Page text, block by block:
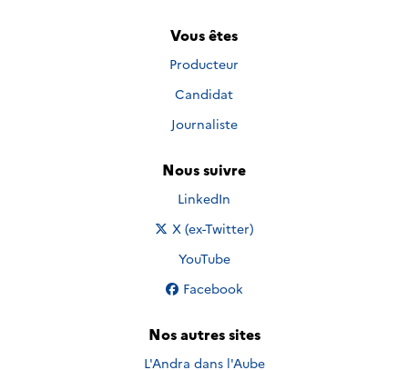
Vous êtes
Producteur
Candidat
Journaliste
Nous suivre
Nous suivre sur
LinkedIn
Nous suivre sur
X (ex-Twitter)
Nous suivre sur
YouTube
Nous suivre sur
Facebook
Nos autres sites
L'Andra dans l'Aube